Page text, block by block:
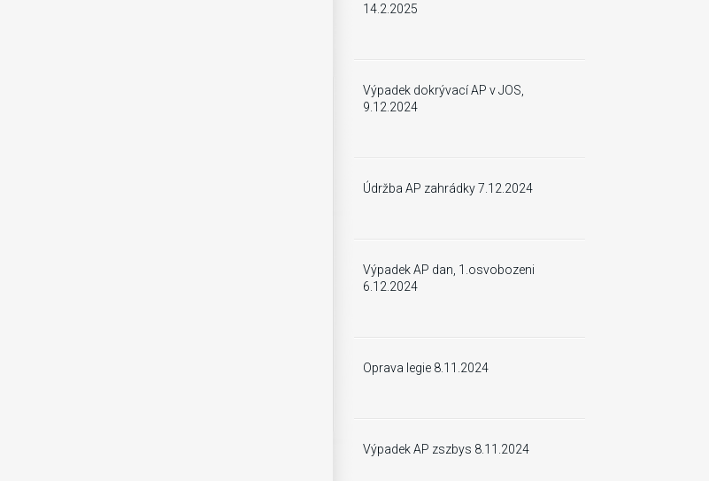
14.2.2025
Výpadek dokrývací AP v JOS,
9.12.2024
Údržba AP zahrádky 7.12.2024
Výpadek AP dan, 1.osvobozeni
6.12.2024
Oprava legie 8.11.2024
Výpadek AP zszbys 8.11.2024